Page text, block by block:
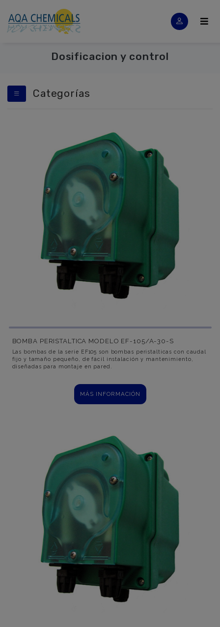
Dosificacion y control
Categorías
BOMBA PERISTALTICA MODELO EF-105/A-30-S
Las bombas de la serie EF105 son bombas peristalticas con caudal
fijo y tamaño pequeño, de fácil instalación y mantenimiento,
diseñadas para montaje en pared.
MÁS INFORMACIÓN